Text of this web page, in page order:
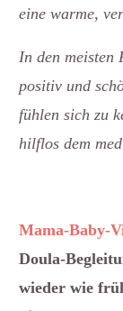
eine warme,
In den meisten
positiv und
fühlen sich zu
hilflos dem
Mama-Baby-
Doula-
wieder wie